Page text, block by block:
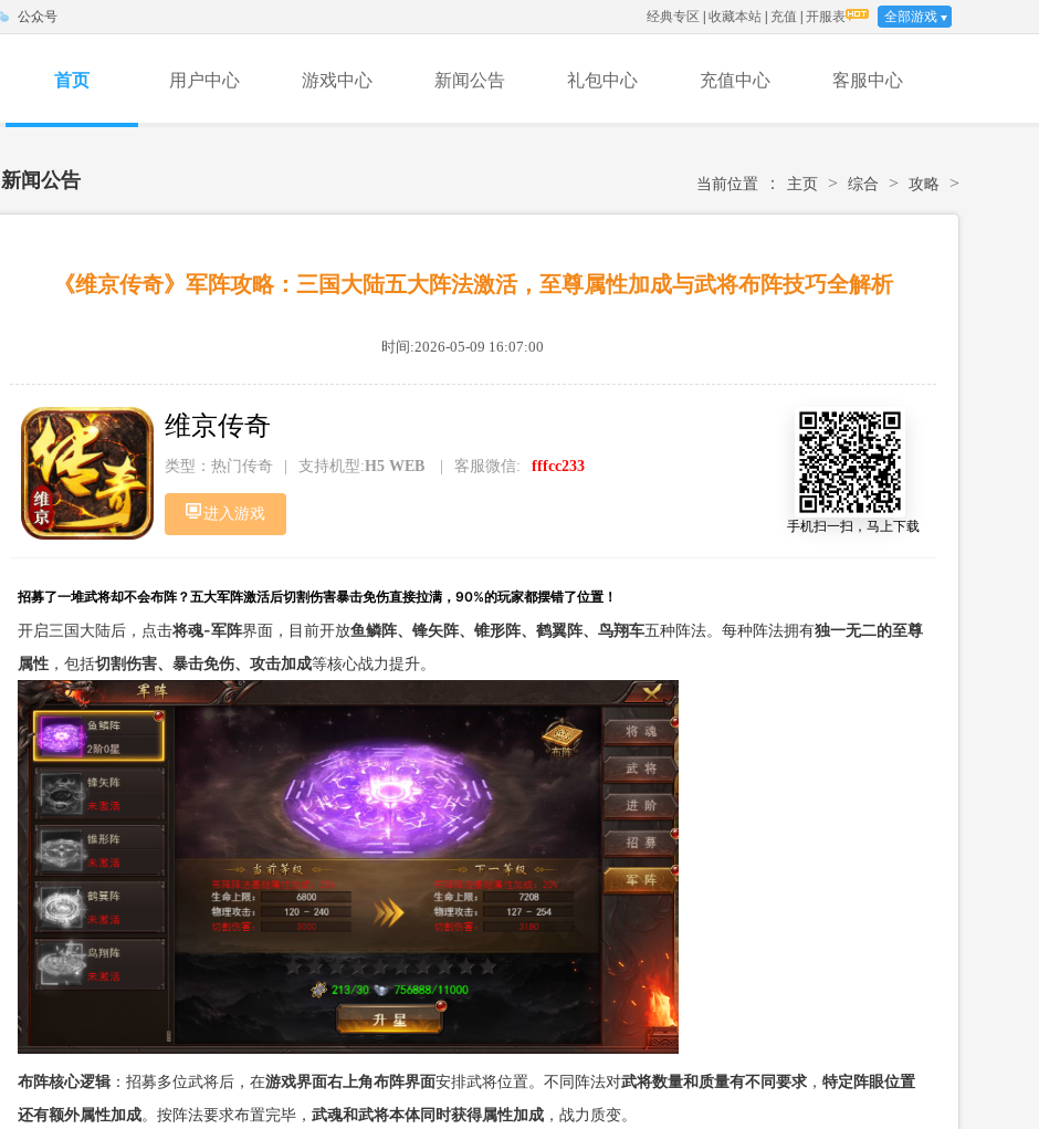
公众号 经典专区 收藏本站 充值 开服表 全部游戏
首页 用户中心 游戏中心 新闻公告 礼包中心 充值中心 客服中心
新闻公告 当前位置 ： 主页 > 综合 > 攻略 >
《维京传奇》军阵攻略：三国大陆五大阵法激活，至尊属性加成与武将布阵技巧全解析
时间:2026-05-09 16:07:00
维京传奇
类型：热门传奇 支持机型:H5 WEB 客服微信: fffcc233
进入游戏
手机扫一扫，马上下载
招募了一堆武将却不会布阵？五大军阵激活后切割伤害暴击免伤直接拉满，90%的玩家都摆错了位置！
开启三国大陆后，点击将魂-军阵界面，目前开放鱼鳞阵、锋矢阵、锥形阵、鹤翼阵、鸟翔车五种阵法。每种阵法拥有独一无二的至尊
属性，包括切割伤害、暴击免伤、攻击加成等核心战力提升。
布阵核心逻辑：招募多位武将后，在游戏界面右上角布阵界面安排武将位置。不同阵法对武将数量和质量有不同要求， 特定阵眼位置
还有额外属性加成。按阵法要求布置完毕， 武魂和武将本体同时获得属性加成，战力质变。